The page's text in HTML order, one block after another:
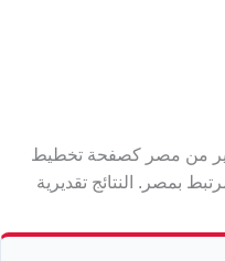
من مصر كصفحة تخطيط
بمصر. النتائج تقديرية